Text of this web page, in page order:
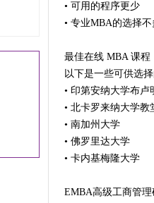
• 可用的程序更少
• 专业MBA的选择不
最佳在线 MBA 课程
以下是一些可供选
• 印第安纳大学布卢
• 北卡罗来纳大学教
• 南加州大学
• 佛罗里达大学
• 卡内基梅隆大学
EMBA高级工商管理